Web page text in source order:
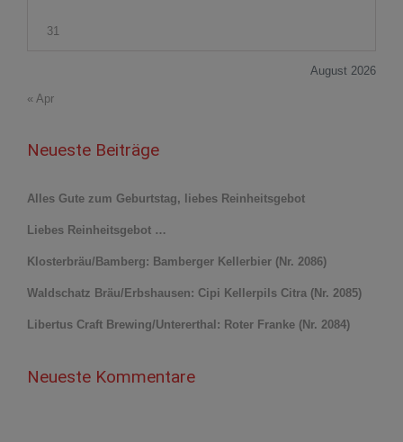
August 2026
31
« Apr
Neueste Beiträge
Alles Gute zum Geburtstag, liebes Reinheitsgebot
Liebes Reinheitsgebot …
Klosterbräu/Bamberg: Bamberger Kellerbier (Nr. 2086)
Waldschatz Bräu/Erbshausen: Cipi Kellerpils Citra (Nr. 2085)
Libertus Craft Brewing/Untererthal: Roter Franke (Nr. 2084)
Neueste Kommentare